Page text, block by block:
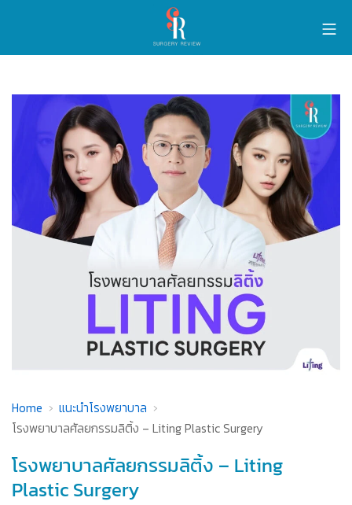
Home
แนะนำโรงพยาบาล
โรงพยาบาลศัลยกรรมลิติ้ง – Liting Plastic Surgery
โรงพยาบาลศัลยกรรมลิติ้ง – Liting
Plastic Surgery